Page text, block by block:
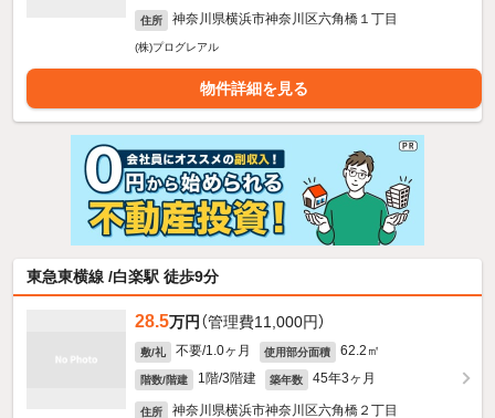
住所 神奈川県横浜市神奈川区六角橋１丁目
(株)プログレアル
物件詳細を見る
東急東横線 /白楽駅 徒歩9分
28.5万円 （管理費11,000円）
敷/礼 不要/1.0ヶ月 使用部分面積 62.2㎡
階数/階建 1階/3階建 築年数 45年3ヶ月
住所 神奈川県横浜市神奈川区六角橋２丁目